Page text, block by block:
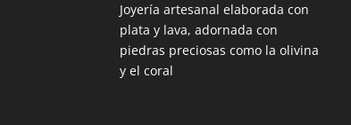
Joyería artesanal elaborada con
plata y lava, adornada con
piedras preciosas como la olivina
y el coral